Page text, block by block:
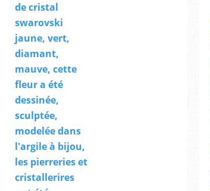
de cristal
swarovski
jaune, vert,
diamant,
mauve, cette
fleur a été
dessinée,
sculptée,
modelée dans
l'argile à bijou,
les pierreries et
cristallerires